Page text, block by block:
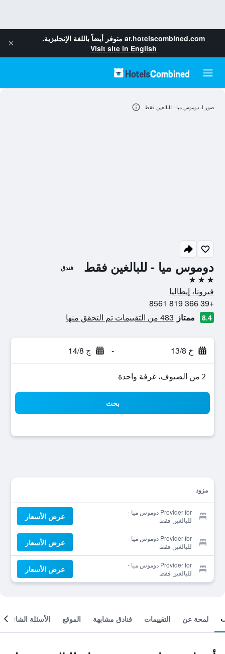
ar.hotelscombined.com متوفر أيضاً باللغة الإنجليزية.
Visit site in English
دوموس ميا - للبالغين فقط فندق
3 نجوم
فيرونا، إيطاليا
+39 366 819 8561
8.4 ممتاز 483 من التقييمات تم التحقق منها
خ 13/8 - ج 14/8
2 من الضيوف، غرفة واحدة
بحث
مزود
Provider for دوموس ميا -
للبالغين فقط
عرض الأسعار
Provider for دوموس ميا -
للبالغين فقط
عرض الأسعار
Provider for دوموس ميا -
للبالغين فقط
عرض الأسعار
صور لـ دوموس ميا - للبالغين فقط
لمحة عن التقييمات فنادق مشابهة الموقع الأسئلة الشائعة